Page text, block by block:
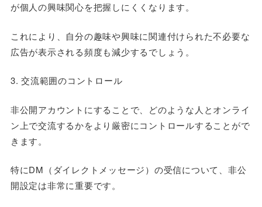
が個人の興味関心を把握しにくくなります。
これにより、自分の趣味や興味に関連付けられた不必要な
広告が表示される頻度も減少するでしょう。
3. 交流範囲のコントロール
非公開アカウントにすることで、どのような人とオンライ
ン上で交流するかをより厳密にコントロールすることがで
きます。
特にDM（ダイレクトメッセージ）の受信について、非公
開設定は非常に重要です。